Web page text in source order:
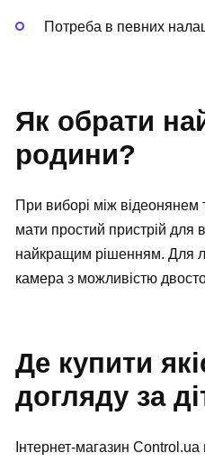
Потреба в певних
Як обрати
родини?
При виборі між
мати простий пристрій для
найкращим рішенням. Для
камера з можливістю
Де купити
догляду за
Інтернет-магазин